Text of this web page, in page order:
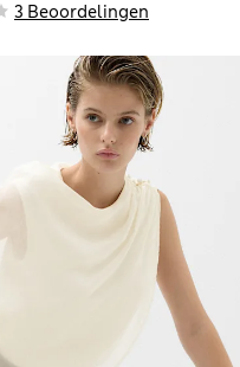
3 Beoordelingen